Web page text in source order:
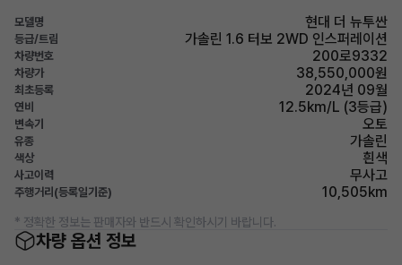
모델명 현대 더 뉴투싼
등급/트림 가솔린 1.6 터보 2WD 인스퍼레이션
차량번호 200로9332
차량가 38,550,000원
최초등록 2024년 09월
연비 12.5km/L (3등급)
변속기 오토
유종 가솔린
색상 흰색
사고이력 무사고
주행거리(등록일기준) 10,505km
* 정확한 정보는 판매자와 반드시 확인하시기 바랍니다.
차량 옵션 정보